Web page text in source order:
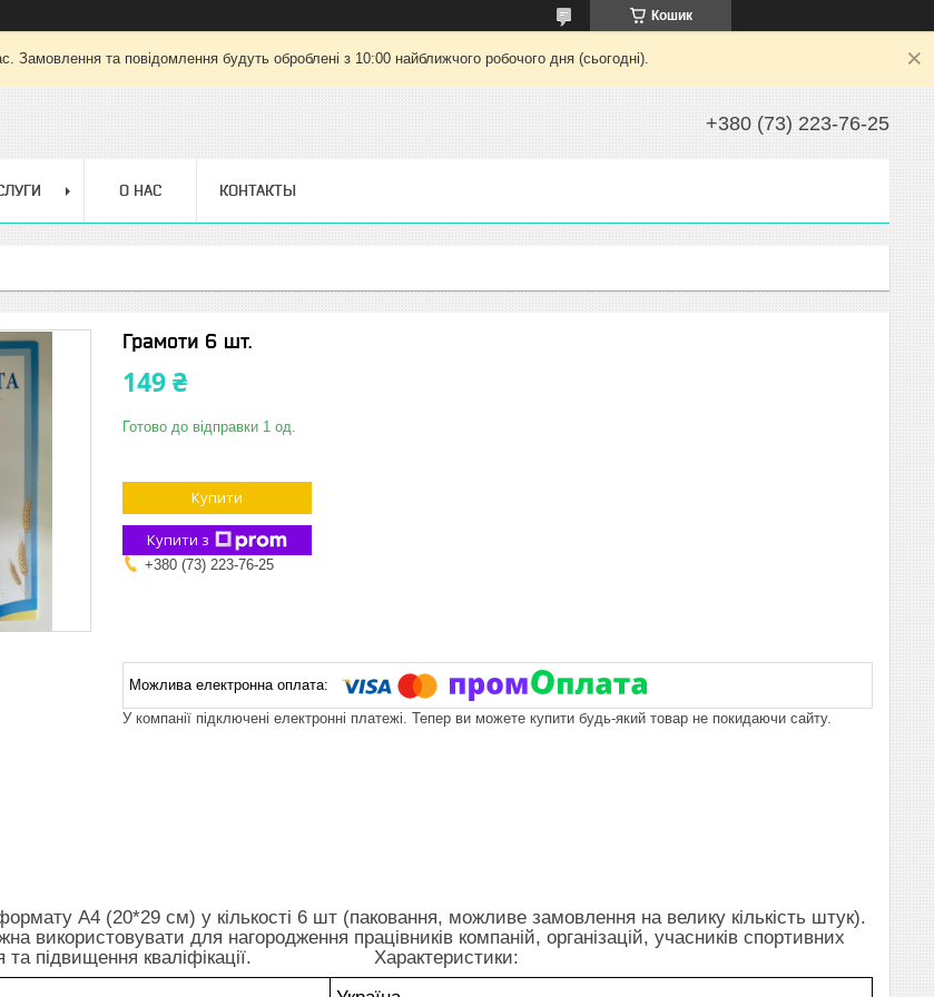
Кошик
Замовлення та повідомлення будуть оброблені з 10:00 найближчого робочого дня (сьогодні).
+380 (73) 223-76-25
О НАС КОНТАКТЫ
Грамоти 6 шт.
149 ₴
Готово до відправки 1 од.
Купити
Купити з
+380 (73) 223-76-25
У компанії підключені електронні платежі. Тепер ви можете купити будь-який товар не покидаючи сайту.
А4 (20*29 см) у кількості 6 шт (паковання, можливе замовлення на велику кількість штук).
використовувати для нагородження працівників компаній, організацій, учасників спортивних
та підвищення кваліфікації.
Характеристики: